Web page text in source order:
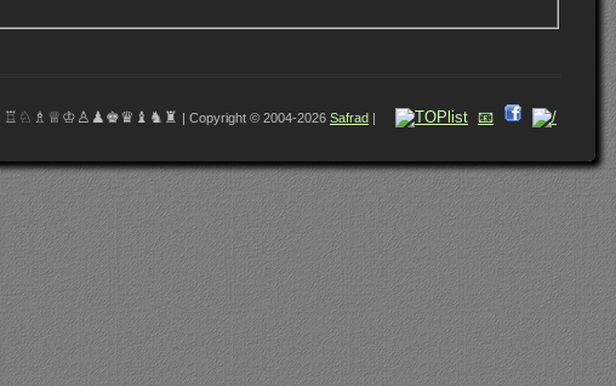
♖♘♗♕♔♙♟♚♛♝♞♜ | Copyright © 2004-2026 Safrad | 📧